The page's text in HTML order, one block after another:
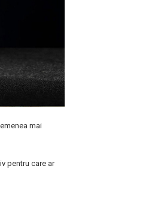
mai
pentru care ar